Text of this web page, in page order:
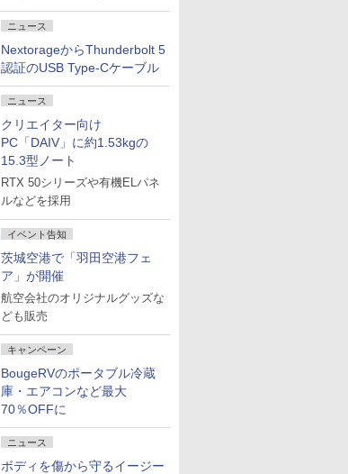
ニュース
NextorageからThunderbolt 5
認証のUSB Type-Cケーブル
ニュース
クリエイター向け
PC「DAIV」に約1.53kgの
15.3型ノート
RTX 50シリーズや有機ELパネ
ルなどを採用
イベント告知
茨城空港で「羽田空港フェ
ア」が開催
航空会社のオリジナルグッズな
ども販売
キャンペーン
BougeRVのポータブル冷蔵
庫・エアコンなど最大
70％OFFに
ニュース
ボディを傷から守るイージー